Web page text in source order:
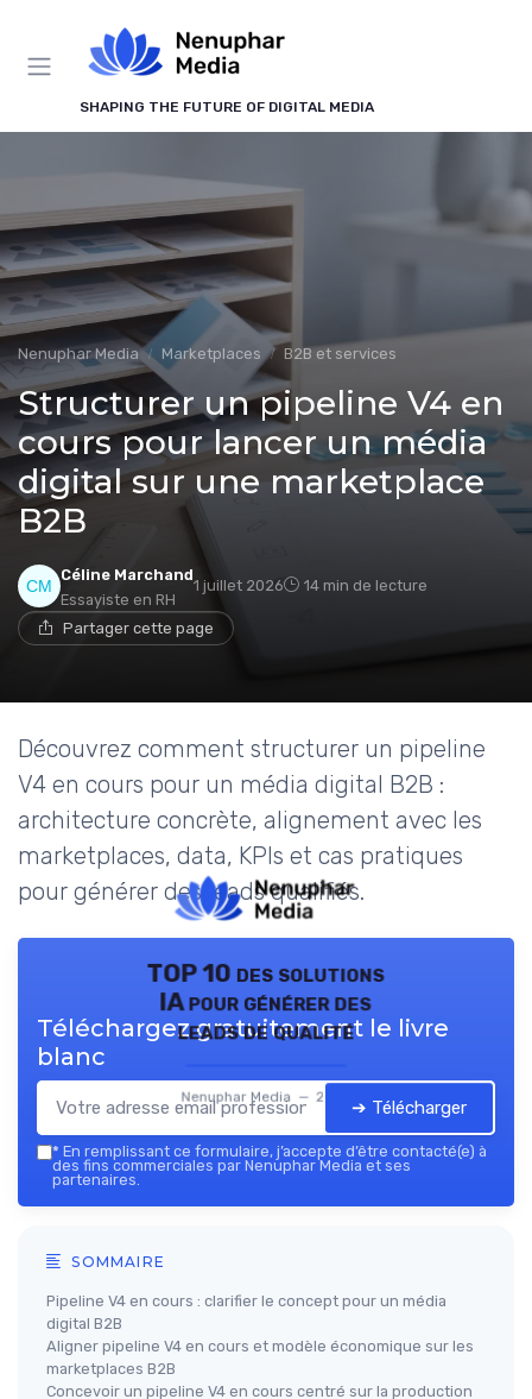
SHAPING THE FUTURE OF DIGITAL MEDIA
Nenuphar Media Marketplaces B2B et services
Structurer un pipeline V4 en
cours pour lancer un média
digital sur une marketplace
B2B
Céline Marchand
Essayiste en RH
1 juillet 2026 14 min de lecture
Partager cette page
Découvrez comment structurer un pipeline
V4 en cours pour un média digital B2B :
architecture concrète, alignement avec les
marketplaces, data, KPIs et cas pratiques
pour générer des leads qualifiés.
TOP 10 des solutions
IA pour générer des
leads de qualité
Nenuphar Media — 2026
Téléchargez gratuitement le livre
blanc
➔ Télécharger
* En remplissant ce formulaire, j’accepte d’être contacté(e) à
des fins commerciales par Nenuphar Media et ses
partenaires.
SOMMAIRE
Pipeline V4 en cours : clarifier le concept pour un média
digital B2B
Aligner pipeline V4 en cours et modèle économique sur les
marketplaces B2B
Concevoir un pipeline V4 en cours centré sur la production